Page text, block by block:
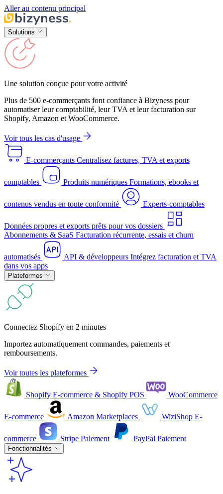
Aller au contenu principal
Solutions
Une solution conçue pour votre activité
Plus de 500 e-commerçants font confiance à Bizyness pour
automatiser leur comptabilité, leur TVA et leur facturation sur
Shopify, Amazon et WooCommerce.
Voir tous les cas d'usage
E-commerçants Centralisez factures, TVA et exports
comptables Produits numériques Formations, ebooks et
contenus vendus en toute conformité Experts-comptables
Données propres et exports prêts pour vos dossiers
Abonnements & SaaS Facturation récurrente, essais et churn
automatisés API & développeurs Intégrez facturation et TVA
dans vos apps
Plateformes
Connectez Shopify en 2 minutes
Importez automatiquement commandes, paiements et
remboursements.
Voir toutes les plateformes
Shopify E-commerce & Shopify POS WooCommerce
E-commerce Amazon Marketplaces WiziShop E-
commerce Stripe Paiement PayPal Paiement
Fonctionnalités